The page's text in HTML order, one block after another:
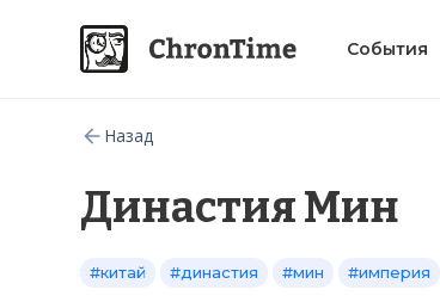
События
Назад
Династия Мин
#китай #династия #мин #империя